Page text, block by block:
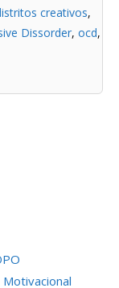
creativos,
Dissorder, ocd,
Motivacional